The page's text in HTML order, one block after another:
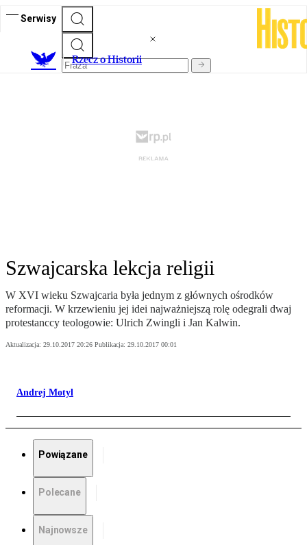
Serwisy
Rzecz o Historii
Szwajcarska lekcja religii
W XVI wieku Szwajcaria była jednym z głównych ośrodków
reformacji. W krzewieniu jej idei najważniejszą rolę odegrali dwaj
protestanccy teologowie: Ulrich Zwingli i Jan Kalwin.
Aktualizacja: 29.10.2017 20:26 Publikacja: 29.10.2017 00:01
Andrej Motyl
Powiązane
Polecane
Najnowsze